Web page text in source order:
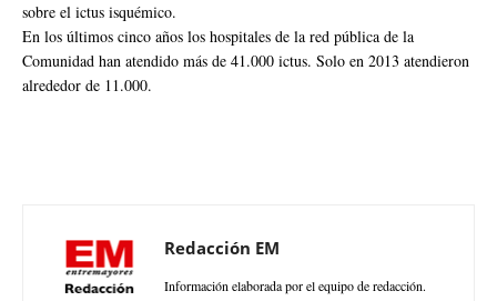
sobre el ictus isquémico.
En los últimos cinco años los hospitales de la red pública de la
Comunidad han atendido más de 41.000 ictus. Solo en 2013 atendieron
alrededor de 11.000.
Redacción EM
Información elaborada por el equipo de redacción.